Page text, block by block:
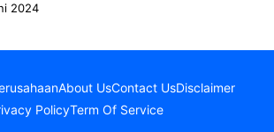
2024
About UsContact UsDisclaimer
PolicyTerm Of Service